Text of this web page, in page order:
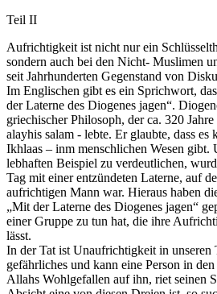
Teil II
Aufrichtigkeit ist nicht nur ein
sondern auch bei den Nicht- Muslimen
seit Jahrhunderten Gegenstand von
Im Englischen gibt es ein Sprichwort,
der Laterne des Diogenes jagen“.
griechischer Philosoph, der ca. 320
alayhis salam - lebte. Er glaubte, dass
Ikhlaas – inm menschlichen Wesen gibt.
lebhaften Beispiel zu verdeutlichen,
Tag mit einer entzündeten Laterne, auf
aufrichtigen Mann war. Hieraus haben
„Mit der Laterne des Diogenes jagen“
einer Gruppe zu tun hat, die ihre
lässt.
In der Tat ist Unaufrichtigkeit in unseren
gefährliches und kann eine Person in
Allahs Wohlgefallen auf ihn, riet seinen